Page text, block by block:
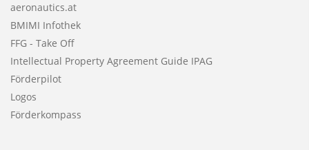
aeronautics.at
BMIMI Infothek
FFG - Take Off
Intellectual Property Agreement Guide IPAG
Förderpilot
Logos
Förderkompass